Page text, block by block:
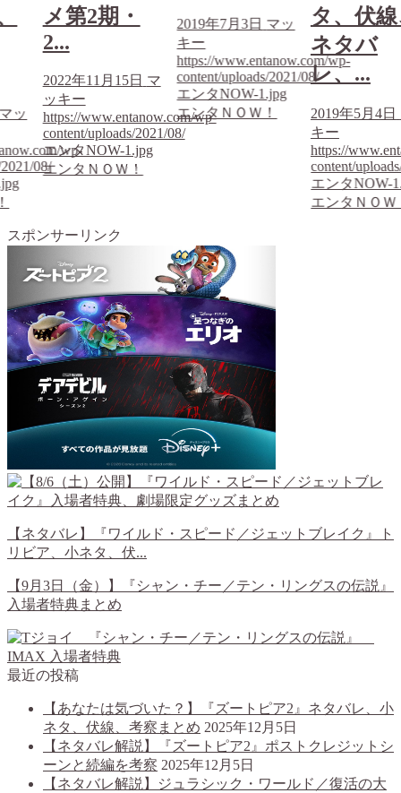
ッ
wp-
08/
メ第2期・
2...
2022年11月15日 マ
ッキー
https://www.entanow.com/wp-
content/uploads/2021/08/
エンタNOW-1.jpg
エンタＮＯＷ！
2019年7月3日 マッ
キー
https://www.entanow.com/wp-
content/uploads/2021/08/
エンタNOW-1.jpg
エンタＮＯＷ！
タ、伏
ネタバ
レ、...
2019年5月4日
キー
https://
content/
エンタNOW-
エンタＮＯＷ
スポンサーリンク
【ネタバレ】『ワイルド・スピード／ジェットブレイク』ト
リビア、小ネタ、伏...
【9月3日（金）】『シャン・チー／テン・リングスの伝説』
入場者特典まとめ
最近の投稿
【あなたは気づいた？】『ズートピア2』ネタバレ、小
ネタ、伏線、考察まとめ 2025年12月5日
【ネタバレ解説】『ズートピア2』ポストクレジットシ
ーンと続編を考察 2025年12月5日
【ネタバレ解説】ジュラシック・ワールド／復活の大